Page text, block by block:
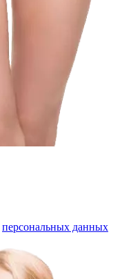
персональных данных